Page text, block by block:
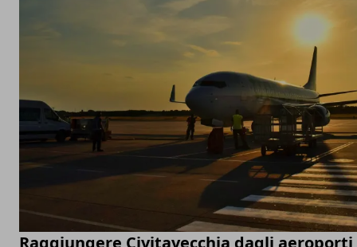
Raggiungere Civitavecchia dagli aeroporti